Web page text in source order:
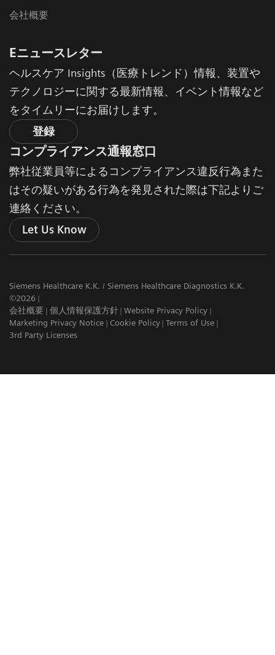
会社概要
Eニュースレター
ヘルスケア Insights（医療トレンド）情報、装置や
テクノロジーに関する最新情報、イベント情報など
をタイムリーにお届けします。
登録
コンプライアンス通報窓口
弊社従業員等によるコンプライアンス違反行為また
はその疑いがある行為を発見された際は下記よりご
連絡ください。
Let Us Know
Siemens Healthcare K.K. / Siemens Healthcare Diagnostics K.K.
©2026
会社概要
個人情報保護方針 Website Privacy Policy
Marketing Privacy Notice
Cookie Policy Terms of Use
3rd Party Licenses